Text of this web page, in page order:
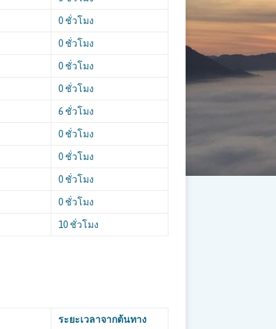
0 ชั่วโมง
0 ชั่วโมง
0 ชั่วโมง
0 ชั่วโมง
6 ชั่วโมง
0 ชั่วโมง
0 ชั่วโมง
0 ชั่วโมง
0 ชั่วโมง
10 ชั่วโมง
ระยะเวลาจากต้นทาง